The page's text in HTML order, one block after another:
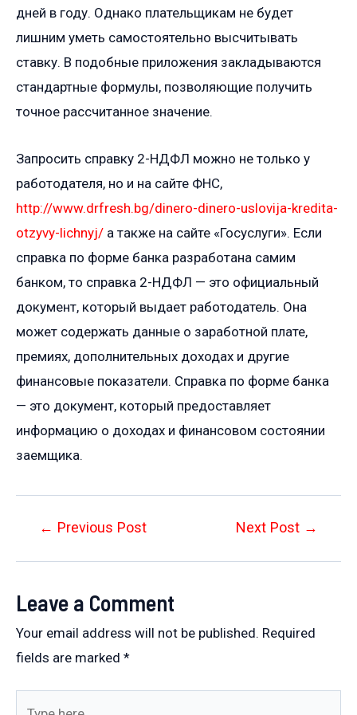
дней в году. Однако плательщикам не будет
лишним уметь самостоятельно высчитывать
ставку. В подобные приложения закладываются
стандартные формулы, позволяющие получить
точное рассчитанное значение.
Запросить справку 2-НДФЛ можно не только у
работодателя, но и на сайте ФНС,
http://www.drfresh.bg/dinero-dinero-uslovija-kredita-
otzyvy-lichnyj/ а также на сайте «‎‎Госуслуги». Если
справка по форме банка разработана самим
банком, то справка 2-НДФЛ — это официальный
документ, который выдает работодатель. Она
может содержать данные о заработной плате,
премиях, дополнительных доходах и другие
финансовые показатели. Справка по форме банка
— это документ, который предоставляет
информацию о доходах и финансовом состоянии
заемщика.
Post← Previous Post Next Post →
Leave a Comment
Your email address will not be published. Required
fields are marked *